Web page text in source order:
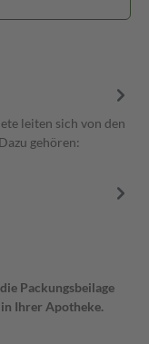
leiten sich von den
gehören:
Packungsbeilage
Ihrer Apotheke.